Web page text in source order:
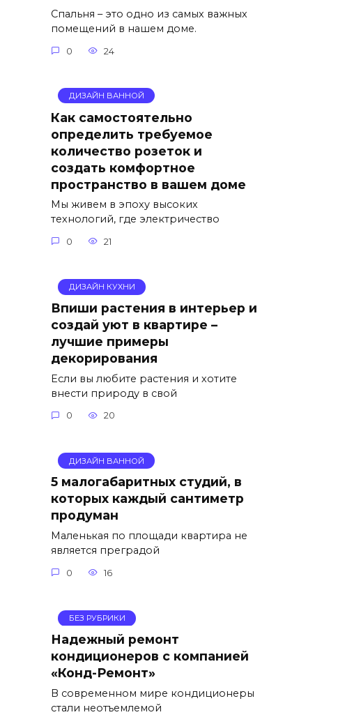
Спальня – это одно из самых важных
помещений в нашем доме.
0 24
ДИЗАЙН ВАННОЙ
Как самостоятельно
определить требуемое
количество розеток и
создать комфортное
пространство в вашем доме
Мы живем в эпоху высоких
технологий, где электричество
0 21
ДИЗАЙН КУХНИ
Впиши растения в интерьер и
создай уют в квартире –
лучшие примеры
декорирования
Если вы любите растения и хотите
внести природу в свой
0 20
ДИЗАЙН ВАННОЙ
5 малогабаритных студий, в
которых каждый сантиметр
продуман
Маленькая по площади квартира не
является преградой
0 16
БЕЗ РУБРИКИ
Надежный ремонт
кондиционеров с компанией
«Конд-Ремонт»
В современном мире кондиционеры
стали неотъемлемой